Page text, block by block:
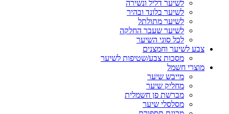
לשיער דליל ונשירה
לשיער בלונד ובהיר
לשיער מתולתל
לשיער שעבר החלקה
לכל סוגי השיער
צבע לשיער וחמצנים
מסכות צבע/שטיפות לשיער
מוצרי חשמל
מייבש שיער
מחליק שיער
מברשת פן חשמלית
מסלסלי שיער